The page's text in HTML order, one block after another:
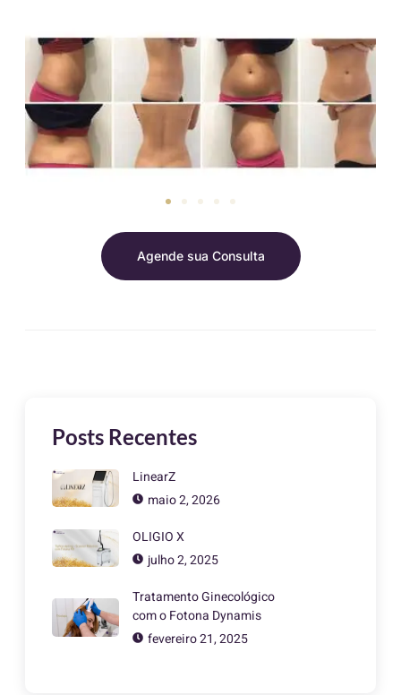
Agende sua Consulta
Posts Recentes
LinearZ
maio 2, 2026
OLIGIO X
julho 2, 2025
Tratamento Ginecológico
com o Fotona Dynamis
fevereiro 21, 2025